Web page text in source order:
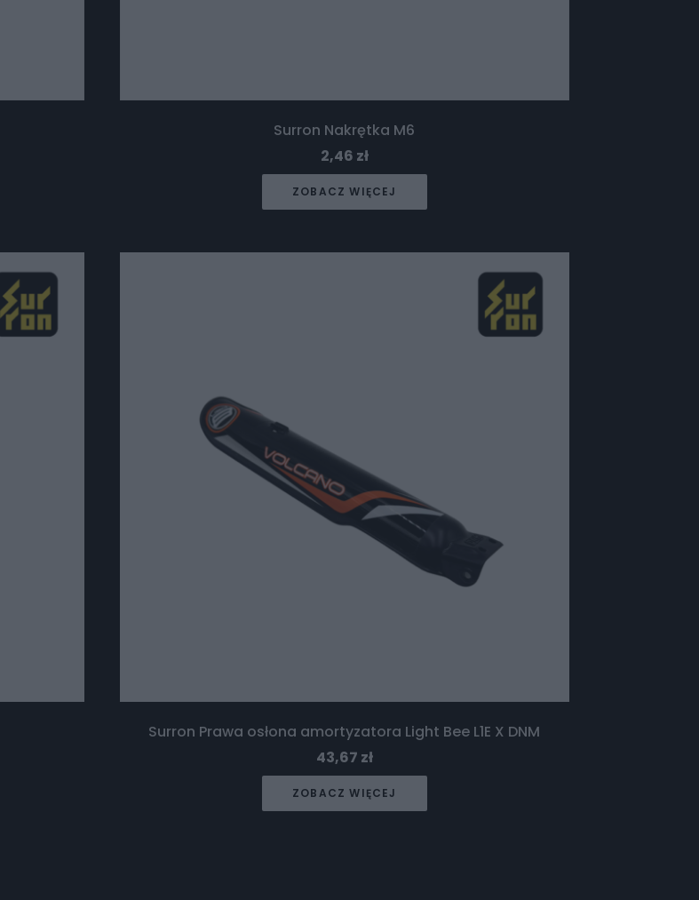
Surron Nakrętka M6
2,46 zł
ZOBACZ WIĘCEJ
Surron Prawa osłona amortyzatora Light Bee L1E X DNM
43,67 zł
ZOBACZ WIĘCEJ